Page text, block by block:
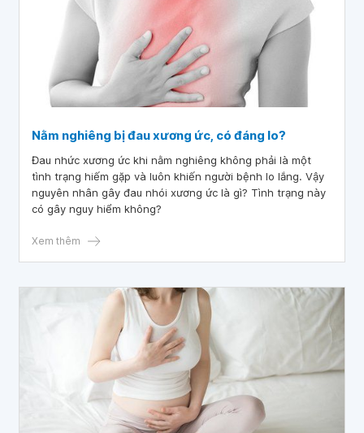
Nằm nghiêng bị đau xương ức, có đáng lo?
Đau nhức xương ức khi nằm nghiêng không phải là một
tình trạng hiếm gặp và luôn khiến người bệnh lo lắng. Vậy
nguyên nhân gây đau nhói xương ức là gì? Tình trạng này
có gây nguy hiểm không?
Xem thêm